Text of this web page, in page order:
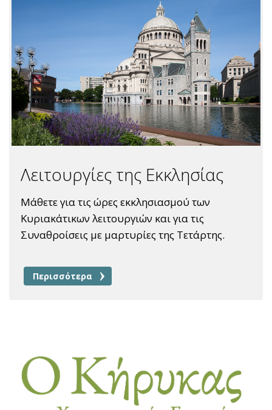
Λειτουργίες της Εκκλησίας
Μάθετε για τις ώρες εκκλησιασμού των
Κυριακάτικων λειτουργιών και για τις
Συναθροίσεις με μαρτυρίες της Τετάρτης.
Περισσότερα